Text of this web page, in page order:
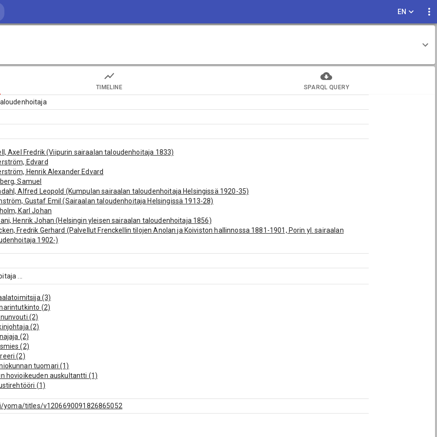
EN
TIMELINE SPARQL QUERY
Axel Fredrik (Viipurin sairaalan taloudenhoitaja 1833)
Edvard
Henrik Alexander Edvard
Samuel
Alfred Leopold (Kumpulan sairaalan taloudenhoitaja Helsingissä 1920-35)
Gustaf Emil (Sairaalan taloudenhoitaja Helsingissä 1913-28)
Karl Johan
Henrik Johan (Helsingin yleisen sairaalan taloudenhoitaja 1856)
Fredrik Gerhard (Palvellut Frenckellin tilojen Anolan ja Koiviston hallinnossa 1881-1901, Porin yl. sairaalan
1902-)
Bertel Joakim
Edvard Kasimir (Sairaalan taloudenhoitaja ja asianajaja Nurmeksessa)
Henrik
(3)
(2)
(2)
(2)
(2)
(2)
(2)
tuomari (1)
hovioikeuden auskultantti (1)
(1)
lääninsairaalan taloudenhoitaja (1)
yoma/titles/v1206690091826865052